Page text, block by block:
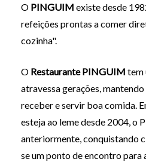
O PINGUIM existe desde
refeições prontas a comer
cozinha".
O Restaurante PINGUIM tem
atravessa gerações,
receber e servir boa comida.
esteja ao leme desde 2004, o
anteriormente, conquistando
se um ponto de encontro para